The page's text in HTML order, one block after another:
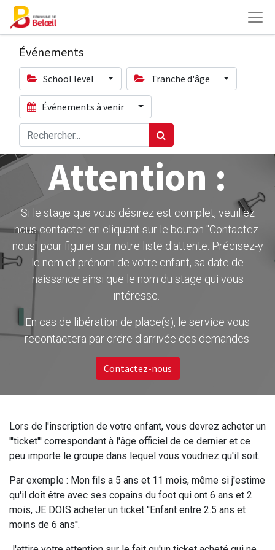
Événements
School level Tranche d'âge
Événements à venir
Attention :
Si le stage que vous désirez est complet, veuillez
nous contacter en cliquant sur le bouton ''Contactez-
nous" pour figurer sur notre liste d'attente. Précisez-y
le nom et prénom de votre enfant, sa date de
naissance ainsi que le nom du stage qui vous
intéresse.
En cas de libération de place(s), le service vous
recontactera par ordre d'arrivée des demandes.
Contactez-nous
Lors de l'inscription de votre enfant, vous devrez acheter un
'''ticket''' correspondant à l'âge officiel de ce dernier et ce
peu importe le groupe dans lequel vous voudriez qu'il soit.
Par exemple : Mon fils a 5 ans et 11 mois, même si j'estime
qu'il doit être avec ses copains du foot qui ont 6 ans et 2
mois, JE DOIS acheter un ticket ''Enfant entre 2.5 ans et
moins de 6 ans''.